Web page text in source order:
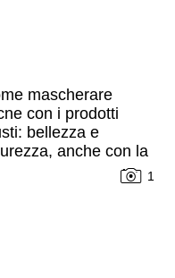
mascherare
con i prodotti
bellezza e
anche con la
1